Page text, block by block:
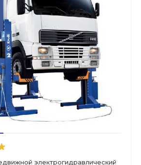
электрогидравлический